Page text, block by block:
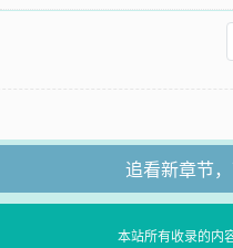
追看新章节
本站所有收录的内